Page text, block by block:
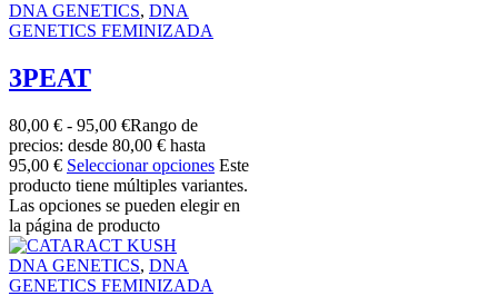
DNA GENETICS, DNA
GENETICS FEMINIZADA
3PEAT
80,00 € - 95,00 €Rango de
precios: desde 80,00 € hasta
95,00 € Seleccionar opciones Este
producto tiene múltiples variantes.
Las opciones se pueden elegir en
la página de producto
DNA GENETICS, DNA
GENETICS FEMINIZADA